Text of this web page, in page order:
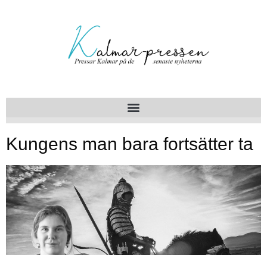
Kungens man bara fortsätter ta